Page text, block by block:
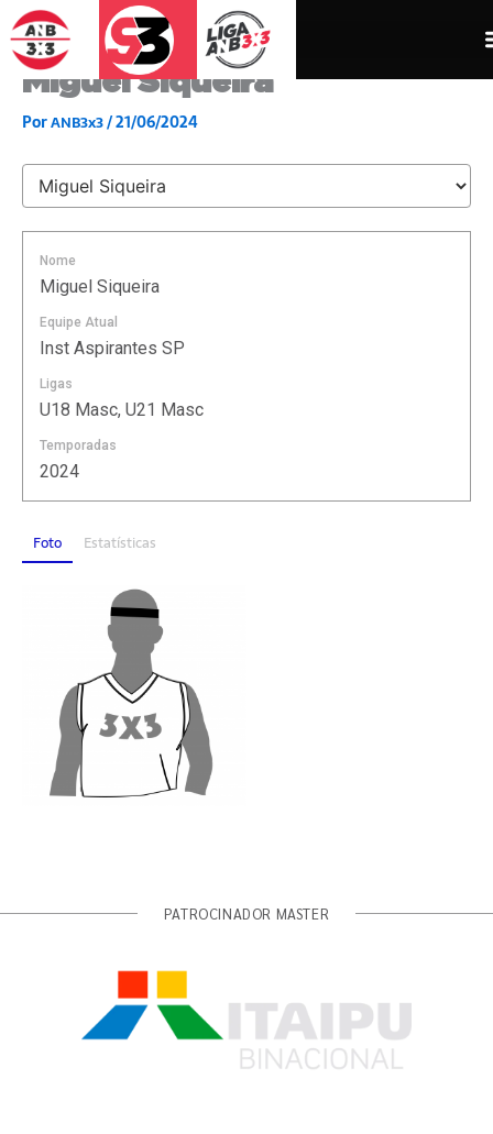
para
conteúdo
Miguel Siqueira
PorANB3x3/21/06/2024
Nome
Miguel Siqueira
Equipe Atual
Inst Aspirantes SP
Ligas
U18 Masc, U21 Masc
Temporadas
2024
Foto Estatísticas
PATROCINADOR MASTER